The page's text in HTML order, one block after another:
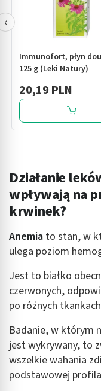
Immunofort, płyn
125 g (Leki Natury)
20,19 PLN
‹
Działanie
wpływają na
krwinek?
Anemia to stan, w
ulega poziom
Jest to białko
czerwonych,
po różnych
Badanie, w którym
jest wykrywany, to
wszelkie wahania
podstawowej